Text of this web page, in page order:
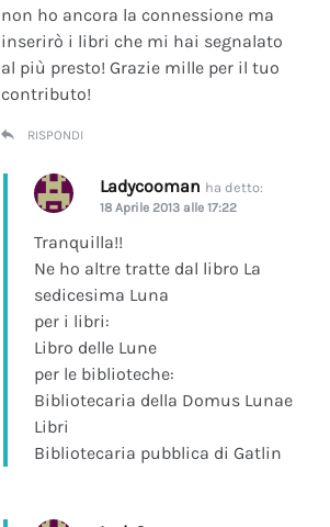
non ho ancora la connessione ma
inserirò i libri che mi hai segnalato
al più presto! Grazie mille per il tuo
contributo!
RISPONDI
Ladycooman ha detto:
18 Aprile 2013 alle 17:22
Tranquilla!!
Ne ho altre tratte dal libro La
sedicesima Luna
per i libri:
Libro delle Lune
per le biblioteche:
Bibliotecaria della Domus Lunae
Libri
Bibliotecaria pubblica di Gatlin